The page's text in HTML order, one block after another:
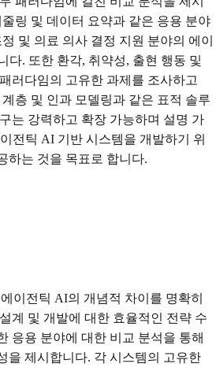
링 및 데이터 요약과 같은 응용 분야
및 의료 의사 결정 지원 분야의 에이
다. 또한 환각, 취약성, 출현 행동 및
러다임의 고유한 과제를 조사하고
층 및 인과 모델링과 같은 표적 솔루
는 강력하고 확장 가능하며 설명 가
전틱 AI 기반 시스템을 개발하기 위
하는 것을 목표로 합니다.
이전틱 AI의 개념적 차이를 명확히
계 및 개발에 대한 효율적인 전략 수
응용 분야에 대한 비교 분석을 통해
을 제시합니다. 각 시스템의 고유한